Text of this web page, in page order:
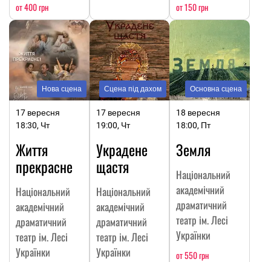
от 400 грн от 150 грн
Нова сцена
17 вересня
18:30, Чт
Життя
прекрасне
Національний
академічний
драматичний
театр ім. Лесі
Українки
Сцена під дахом
17 вересня
19:00, Чт
Украдене
щастя
Національний
академічний
драматичний
театр ім. Лесі
Українки
Основна сцена
18 вересня
18:00, Пт
Земля
Національний
академічний
драматичний
театр ім. Лесі
Українки
от 550 грн